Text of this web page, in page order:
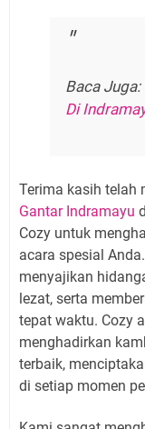
Baca Juga:
Di
Terima kasih telah
Gantar Indramayu
Cozy untuk
acara spesial
menyajikan
lezat, serta
tepat waktu. Cozy
menghadirkan
terbaik,
di setiap momen